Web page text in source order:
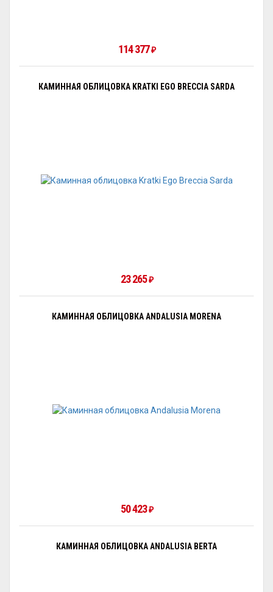
114 377₽
КАМИННАЯ ОБЛИЦОВКА KRATKI EGO BRECCIA SARDA
23 265₽
КАМИННАЯ ОБЛИЦОВКА ANDALUSIA MORENA
50 423₽
КАМИННАЯ ОБЛИЦОВКА ANDALUSIA BERTA